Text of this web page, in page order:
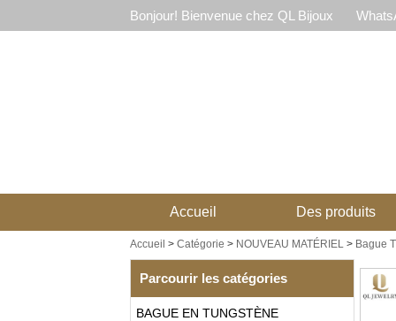
Bonjour! Bienvenue chez QL Bijoux
Accueil Des produits
Accueil > Catégorie > NOUVEAU MATÉRIEL> Bague
Parcourir les catégories
BAGUE EN TUNGSTÈNE